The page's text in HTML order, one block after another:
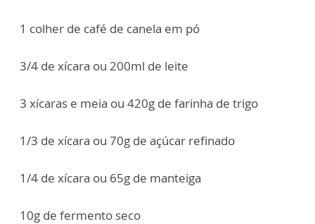
1 colher de café de canela em pó
3/4 de xícara ou 200ml de leite
3 xícaras e meia ou 420g de farinha de trigo
1/3 de xícara ou 70g de açúcar refinado
1/4 de xícara ou 65g de manteiga
10g de fermento seco